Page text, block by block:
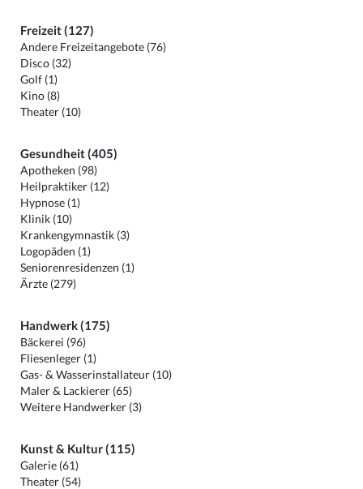
Freizeit (127)
Andere Freizeitangebote (76)
Disco (32)
Golf (1)
Kino (8)
Theater (10)
Gesundheit (405)
Apotheken (98)
Heilpraktiker (12)
Hypnose (1)
Klinik (10)
Krankengymnastik (3)
Logopäden (1)
Seniorenresidenzen (1)
Ärzte (279)
Handwerk (175)
Bäckerei (96)
Fliesenleger (1)
Gas- & Wasserinstallateur (10)
Maler & Lackierer (65)
Weitere Handwerker (3)
Kunst & Kultur (115)
Galerie (61)
Theater (54)